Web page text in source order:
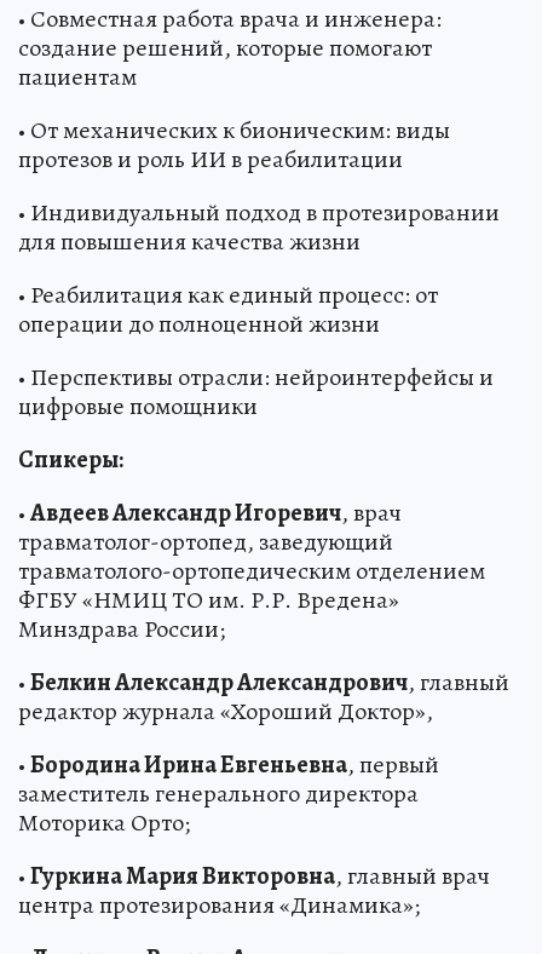
• Совместная работа врача и инженера:
создание решений, которые помогают
пациентам
• От механических к бионическим: виды
протезов и роль ИИ в реабилитации
• Индивидуальный подход в протезировании
для повышения качества жизни
• Реабилитация как единый процесс: от
операции до полноценной жизни
• Перспективы отрасли: нейроинтерфейсы и
цифровые помощники
Спикеры:
•Авдеев Александр Игоревич, врач
травматолог-ортопед, заведующий
травматолого-ортопедическим отделением
ФГБУ «НМИЦ ТО им. Р.Р. Вредена»
Минздрава России;
•Белкин Александр Александрович, главный
редактор журнала «Хороший Доктор»,
•Бородина Ирина Евгеньевна, первый
заместитель генерального директора
Моторика Орто;
•Гуркина Мария Викторовна, главный врач
центра протезирования «Динамика»;